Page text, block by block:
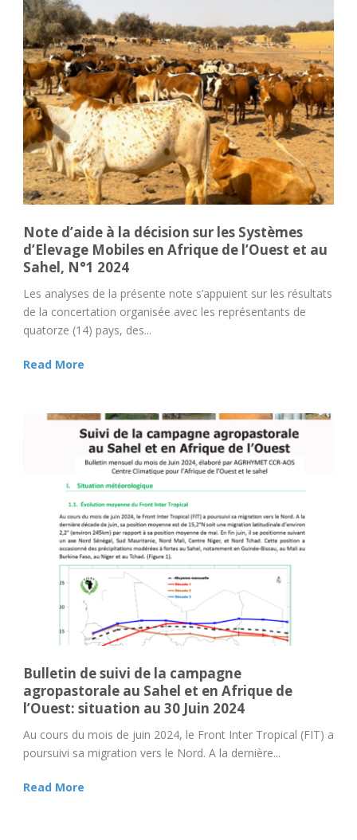
Note d’aide à la décision sur les Systèmes
d’Elevage Mobiles en Afrique de l’Ouest et au
Sahel, N°1 2024
Les analyses de la présente note s’appuient sur les résultats
de la concertation organisée avec les représentants de
quatorze (14) pays, des...
Read More
Bulletin de suivi de la campagne
agropastorale au Sahel et en Afrique de
l’Ouest: situation au 30 Juin 2024
Au cours du mois de juin 2024, le Front Inter Tropical (FIT) a
poursuivi sa migration vers le Nord. A la dernière...
Read More